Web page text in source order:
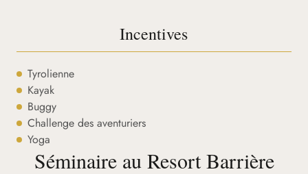
Incentives
Tyrolienne
Kayak
Buggy
Challenge des aventuriers
Yoga
Séminaire au Resort Barrière